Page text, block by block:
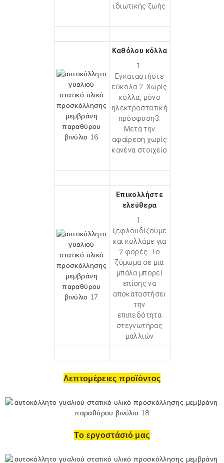
ιδιωτικής ζωής
Καθόλου κόλλα
1.
Εγκαταστήστε
εύκολα 2. Χωρίς
κόλλα, μόνο
ηλεκτροστατική
πρόσφυση3.
Μετά την
αφαίρεση χωρίς
κανένα στοιχείο
Επικολλήστε
ελεύθερα
1.
ξεφλουδίζουμε
και κολλάμε για
2 φορές. Το
ζύμωμα σε μια
μπάλα μπορεί
επίσης να
αποκαταστήσει
την
επιπεδότητα
στεγνωτήρας
μαλλιών
Λεπτομέρειες προϊόντος
Το εργοστάσιό μας